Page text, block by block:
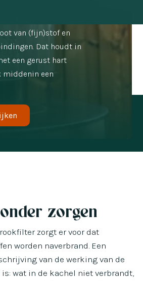
kunt stoken. Het
kachel vermindert
van (fijn)stof en
Dat houdt in
een gerust hart
middenin een
zorgen
zorgt er voor dat
worden naverbrand. Een
van de werking van de
is: wat in de kachel niet verbrandt,